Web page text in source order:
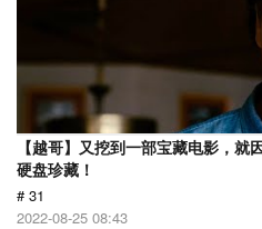
【越哥】又挖到一部宝藏电影，
硬盘珍藏！
# 31
2022-08-25 08:43